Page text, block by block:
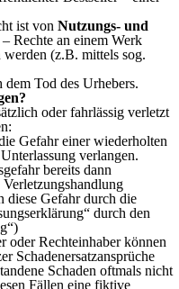
ist von Nutzungs- und
Rechte an einem Werk
werden (z.B. mittels sog.
Tod des Urhebers.
oder fahrlässig verletzt
Gefahr einer wiederholten
verlangen.
bereits dann
diese Gefahr durch die
durch den
oder Rechteinhaber können
Schadenersatzansprüche
Schaden oftmals nicht
Fällen eine fiktive